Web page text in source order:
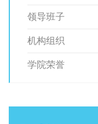
领导班子
机构组织
学院荣誉